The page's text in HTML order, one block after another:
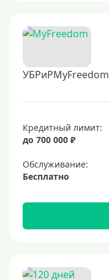
УБРиРMyFreedom
Кредитный лимит:
до 700 000 ₽
Обслуживание:
Бесплатно